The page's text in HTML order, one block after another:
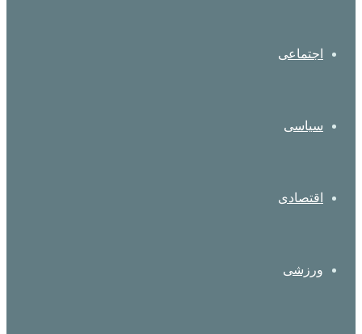
اجتماعی
سیاسی
اقتصادی
ورزشی